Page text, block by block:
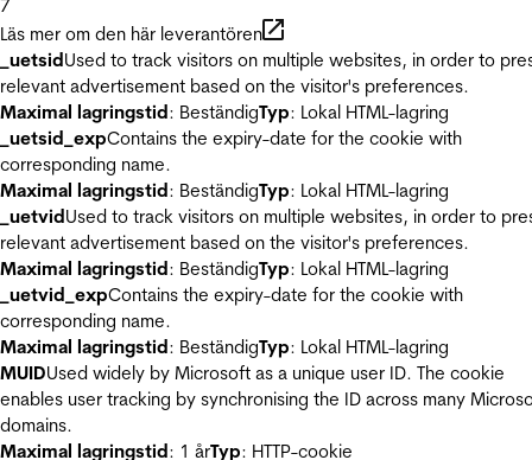
7
Läs mer om den här leverantören
_uetsidUsed to track visitors on multiple websites, in order to
relevant advertisement based on the visitor's preferences.
Maximal lagringstid: BeständigTyp: Lokal HTML-lagring
_uetsid_expContains the expiry-date for the cookie with
corresponding name.
Maximal lagringstid: BeständigTyp: Lokal HTML-lagring
_uetvidUsed to track visitors on multiple websites, in order to
relevant advertisement based on the visitor's preferences.
Maximal lagringstid: BeständigTyp: Lokal HTML-lagring
_uetvid_expContains the expiry-date for the cookie with
corresponding name.
Maximal lagringstid: BeständigTyp: Lokal HTML-lagring
MUIDUsed widely by Microsoft as a unique user ID. The cookie
enables user tracking by synchronising the ID across many
domains.
Maximal lagringstid: 1 årTyp: HTTP-cookie